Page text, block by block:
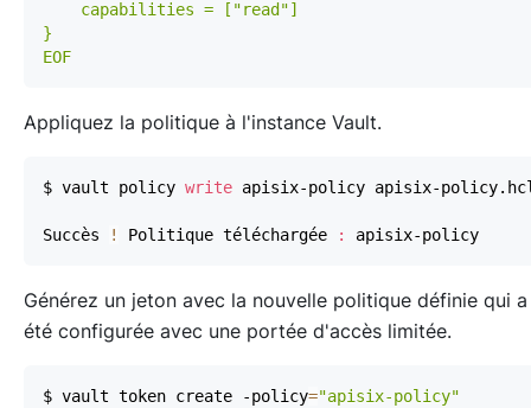
EOF
Appliquez la politique à l'instance Vault.
$ vault policy write
Succès ! Politique téléchargée :
Générez un jeton avec la nouvelle politique définie qui a
été configurée avec une portée d'accès limitée.
$ vault token create -policy="apisix-policy"